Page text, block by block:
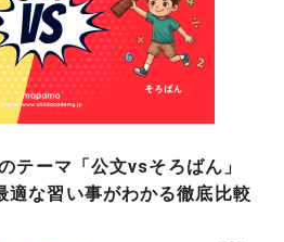
テーマ「公文vsそろばん」
適な習い事がわかる徹底比較